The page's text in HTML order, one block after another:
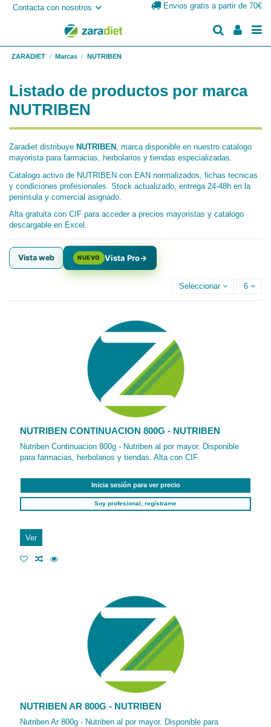
Contacta con nosotros Envios gratis a partir de 70€
ZARADIET Marcas NUTRIBEN
Listado de productos por marca
NUTRIBEN
Zaradiet distribuye NUTRIBEN , marca disponible en nuestro catalogo
mayorista para farmacias, herbolarios y tiendas especializadas.
Catalogo activo de NUTRIBEN con EAN normalizados, fichas tecnicas
y condiciones profesionales. Stock actualizado, entrega 24-48h en la
peninsula y comercial asignado.
Alta gratuita con CIF para acceder a precios mayoristas y catalogo
descargable en Excel.
Vista web NUEVO Vista Pro→
Seleccionar 6
NUTRIBEN CONTINUACION 800G - NUTRIBEN
Nutriben Continuacion 800g - Nutriben al por mayor. Disponible
para farmacias, herbolarios y tiendas. Alta con CIF.
Inicia sesión para ver precio
Soy profesional, regístrame
Ver
NUTRIBEN AR 800G - NUTRIBEN
Nutriben Ar 800g - Nutriben al por mayor. Disponible para